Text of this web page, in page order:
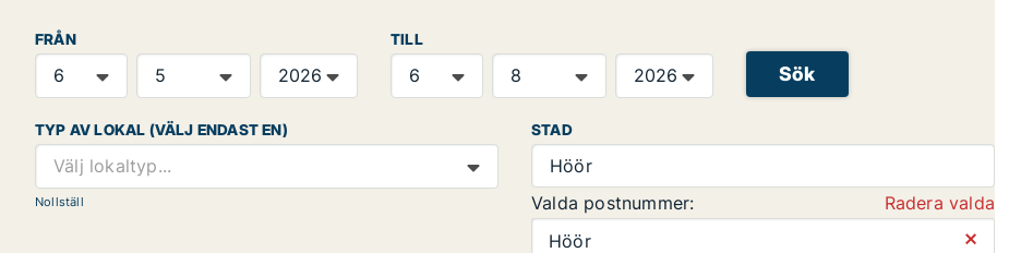
FRÅN TILL
Sök
TYP AV LOKAL (VÄLJ ENDAST EN)
Välj lokaltyp...
Nollställ
STAD
Höör
Valda postnummer:
Radera valda
Höör
⨯